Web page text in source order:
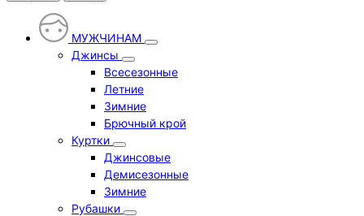
МУЖЧИНАМ
Джинсы
Всесезонные
Летние
Зимние
Брючный крой
Куртки
Джинсовые
Демисезонные
Зимние
Рубашки